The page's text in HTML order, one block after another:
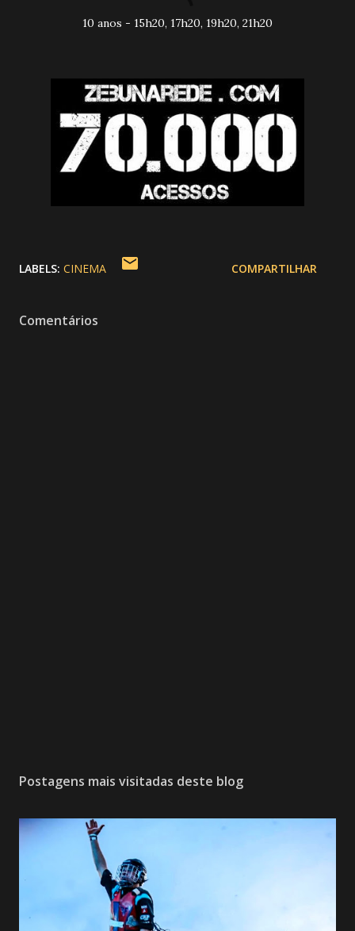
10 anos - 15h20, 17h20, 19h20, 21h20
LABELS: CINEMA COMPARTILHAR
Comentários
Postagens mais visitadas deste blog